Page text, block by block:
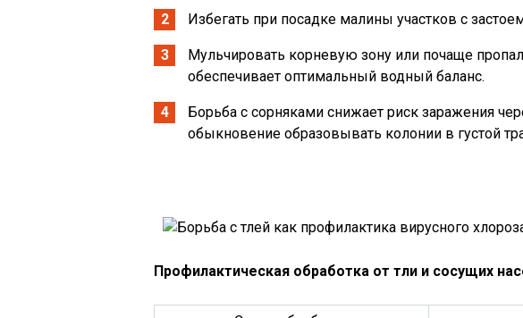
Избегать при посадке малины участков с
Мульчировать корневую зону или почаще
обеспечивает оптимальный водный баланс.
Борьба с сорняками снижает риск заражения
обыкновение образовывать колонии в густой
Профилактическая обработка от тли и сосущих